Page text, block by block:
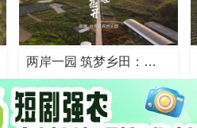
两岸一园 筑梦乡田：…